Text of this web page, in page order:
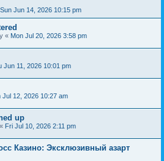
Sun Jun 14, 2026 10:15 pm
« Mon Jul 20, 2026 3:58 pm
Jun 11, 2026 10:01 pm
Jul 12, 2026 10:27 am
up
« Fri Jul 10, 2026 2:11 pm
Казино: Эксклюзивный азарт